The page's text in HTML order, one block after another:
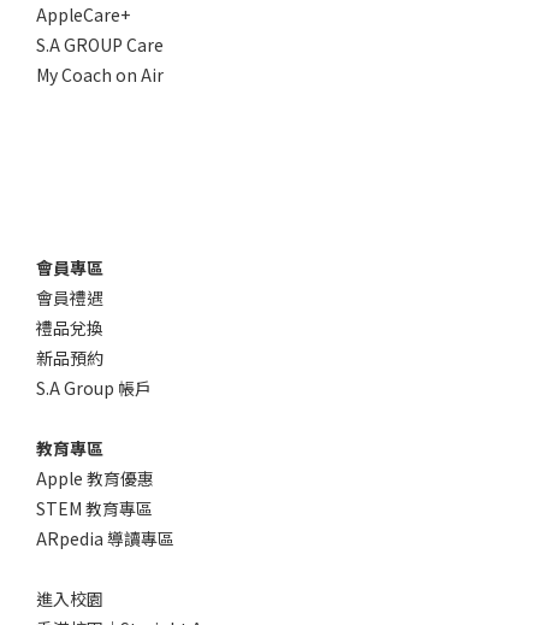
AppleCare+
S.A GROUP Care
My Coach on Air
會員專區
會員禮遇
禮品兌換
新品預約
S.A Group 帳戶
教育專區
Apple 教育優惠
STEM 教育專區
ARpedia 導讀專區
進入校園